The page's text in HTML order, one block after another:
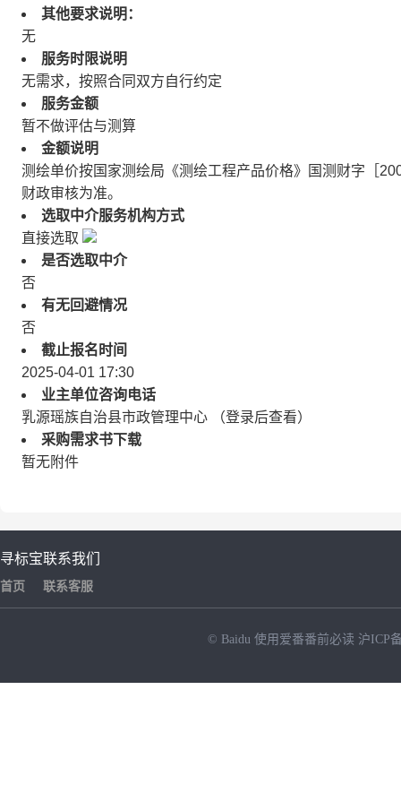
其他要求说明：
无
服务时限说明
无需求，按照合同双方自行约定
服务金额
暂不做评估与测算
金额说明
测绘单价按国家测绘局《测绘工程产品价格》国测财字［
财政审核为准。
选取中介服务机构方式
直接选取
是否选取中介
否
有无回避情况
否
截止报名时间
2025-04-01 17:30
业主单位咨询电话
乳源瑶族自治县市政管理中心 （登录后查看）
采购需求书下载
暂无附件
寻标宝
首页
联系我们
联系客服
© Baidu 使用爱番番前必读 沪ICP